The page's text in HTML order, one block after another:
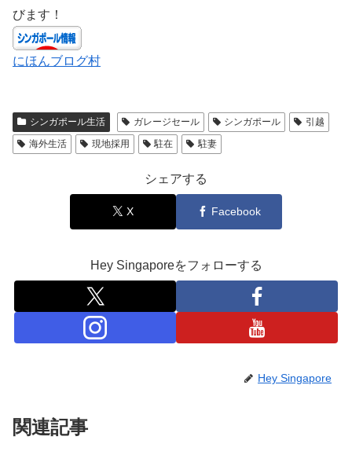
びます！
にほんブログ村
シンガポール生活 ガレージセール シンガポール
引越
海外生活
現地採用 駐在 駐妻
シェアする
X Facebook
Hey Singaporeをフォローする
Hey Singapore
関連記事